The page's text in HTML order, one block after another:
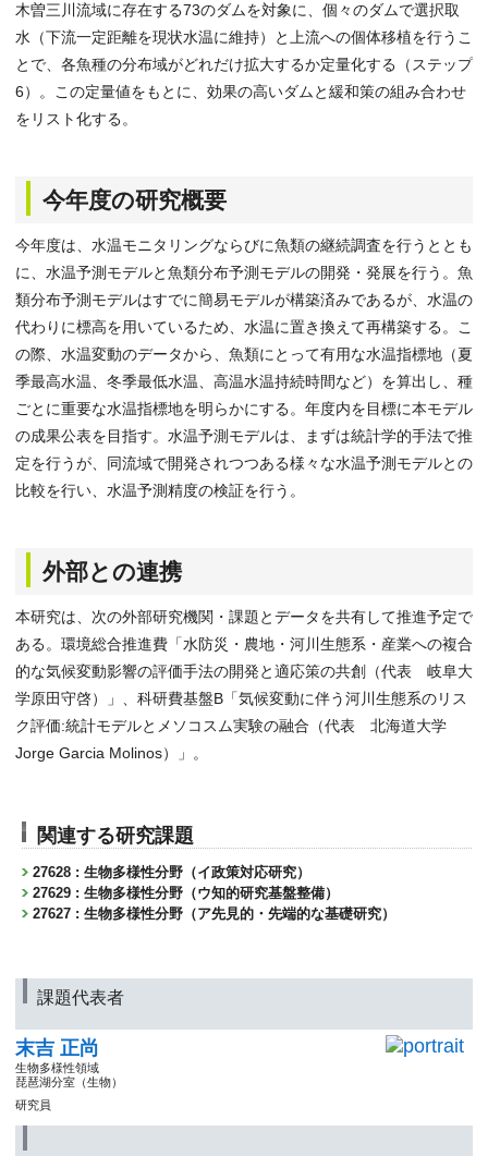
木曽三川流域に存在する73のダムを対象に、個々のダムで選択取
水（下流一定距離を現状水温に維持）と上流への個体移植を行うこ
とで、各魚種の分布域がどれだけ拡大するか定量化する（ステップ
6）。この定量値をもとに、効果の高いダムと緩和策の組み合わせ
をリスト化する。
今年度の研究概要
今年度は、水温モニタリングならびに魚類の継続調査を行うととも
に、水温予測モデルと魚類分布予測モデルの開発・発展を行う。魚
類分布予測モデルはすでに簡易モデルが構築済みであるが、水温の
代わりに標高を用いているため、水温に置き換えて再構築する。こ
の際、水温変動のデータから、魚類にとって有用な水温指標地（夏
季最高水温、冬季最低水温、高温水温持続時間など）を算出し、種
ごとに重要な水温指標地を明らかにする。年度内を目標に本モデル
の成果公表を目指す。水温予測モデルは、まずは統計学的手法で推
定を行うが、同流域で開発されつつある様々な水温予測モデルとの
比較を行い、水温予測精度の検証を行う。
外部との連携
本研究は、次の外部研究機関・課題とデータを共有して推進予定で
ある。環境総合推進費「水防災・農地・河川生態系・産業への複合
的な気候変動影響の評価手法の開発と適応策の共創（代表 岐阜大
学原田守啓）」、科研費基盤B「気候変動に伴う河川生態系のリス
ク評価:統計モデルとメソコスム実験の融合（代表 北海道大学
Jorge Garcia Molinos）」。
関連する研究課題
27628 : 生物多様性分野（イ政策対応研究）
27629 : 生物多様性分野（ウ知的研究基盤整備）
27627 : 生物多様性分野（ア先見的・先端的な基礎研究）
課題代表者
末吉 正尚
生物多様性領域
琵琶湖分室（生物）
研究員